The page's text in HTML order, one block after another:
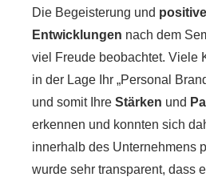
Die Begeisterung und
Entwicklungen nach dem
viel Freude beobachtet. Viele
in der Lage Ihr „Personal
und somit Ihre Stärken und
erkennen und konnten sich
innerhalb des Unternehmens
wurde sehr transparent, dass